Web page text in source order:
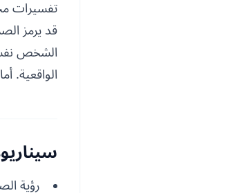
تفسيرات
قد يرمز
الشخص
الواقعية.
رؤية